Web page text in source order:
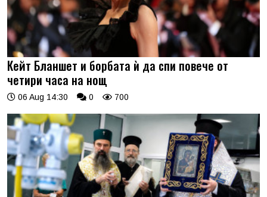
Кейт Бланшет и борбата ѝ да спи повече от
четири часа на нощ
06 Aug 14:30 0 700